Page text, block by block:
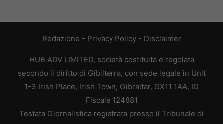
Redazione - Privacy Policy- Disclaimer
HUB ADV LIMITED, società costituita e regolata
secondo il diritto di Gibilterra, con sede legale in Unit
1-3 Irish Place, Irish Town, Gibraltar, GX11 1AA, ID
Fiscale 124881
Testata Giornalistica registrata presso il Tribunale di